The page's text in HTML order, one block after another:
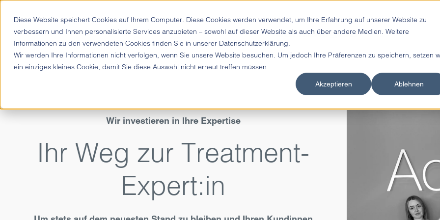
Diese Website speichert Cookies auf Ihrem Computer. Diese Cookies werden verwendet, um Ihre Erfahrung auf unserer Website zu
verbessern und Ihnen personalisierte Services anzubieten – sowohl auf dieser Website als auch über andere Medien. Weitere
Informationen zu den verwendeten Cookies finden Sie in unserer Datenschutzerklärung.
Wir werden Ihre Informationen nicht verfolgen, wenn Sie unsere Website besuchen. Um jedoch Ihre Präferenzen zu speichern, setzen
ein einziges kleines Cookie, damit Sie diese Auswahl nicht erneut treffen müssen.
Akzeptieren Ablehnen
Wir investieren in Ihre Expertise
Ihr Weg zur Treatment-
Expert:in